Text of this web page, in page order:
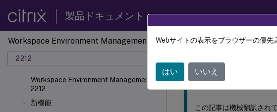
製品ドキュメント
Workspace Environment Management
2212
Workspace Environment Management
2212
新機能
このコンテンツは動的に機械翻訳
ワークスペース環境管理
この記事は機械翻訳され
Webサイトの表示をブラウザーの優先
はい いいえ